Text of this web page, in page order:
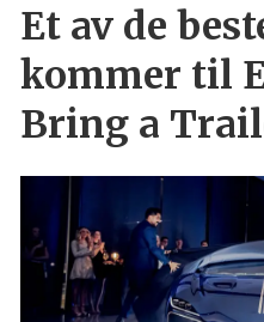
Et av de
kommer til
Bring a